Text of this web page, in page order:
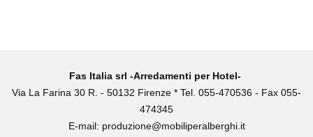
Fas Italia srl -Arredamenti per Hotel-
Via La Farina 30 R. - 50132 Firenze * Tel. 055-470536 - Fax 055-
474345
E-mail: produzione@mobiliperalberghi.it